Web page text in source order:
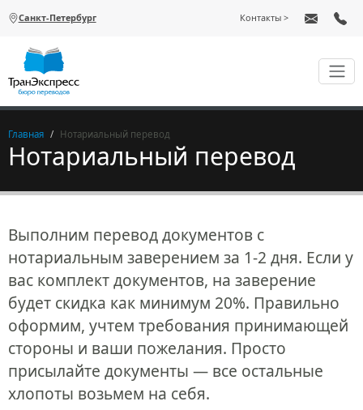
Санкт-Петербург Контакты
Главная Нотариальный перевод
Нотариальный перевод
Выполним перевод документов с
нотариальным заверением за 1-2 дня. Если у
вас комплект документов, на заверение
будет скидка как минимум 20%. Правильно
оформим, учтем требования принимающей
стороны и ваши пожелания. Просто
присылайте документы — все остальные
хлопоты возьмем на себя.